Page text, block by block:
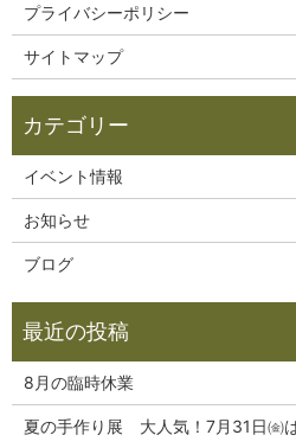
プライバシーポリシー
サイトマップ
イベント情報
お知らせ
ブログ
8月の臨時休業
夏の手作り展 大人気！7月31日㈮